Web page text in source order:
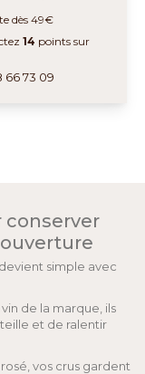
dès 49€
14 points sur
66 73 09
conserver
simple avec
de la marque, ils
et de ralentir
vos crus gardent